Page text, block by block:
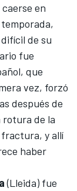
en
,
de su
fue
que
vez, forzó
después de
rotura de la
fractura, y allí
haber
(Lleida) fue